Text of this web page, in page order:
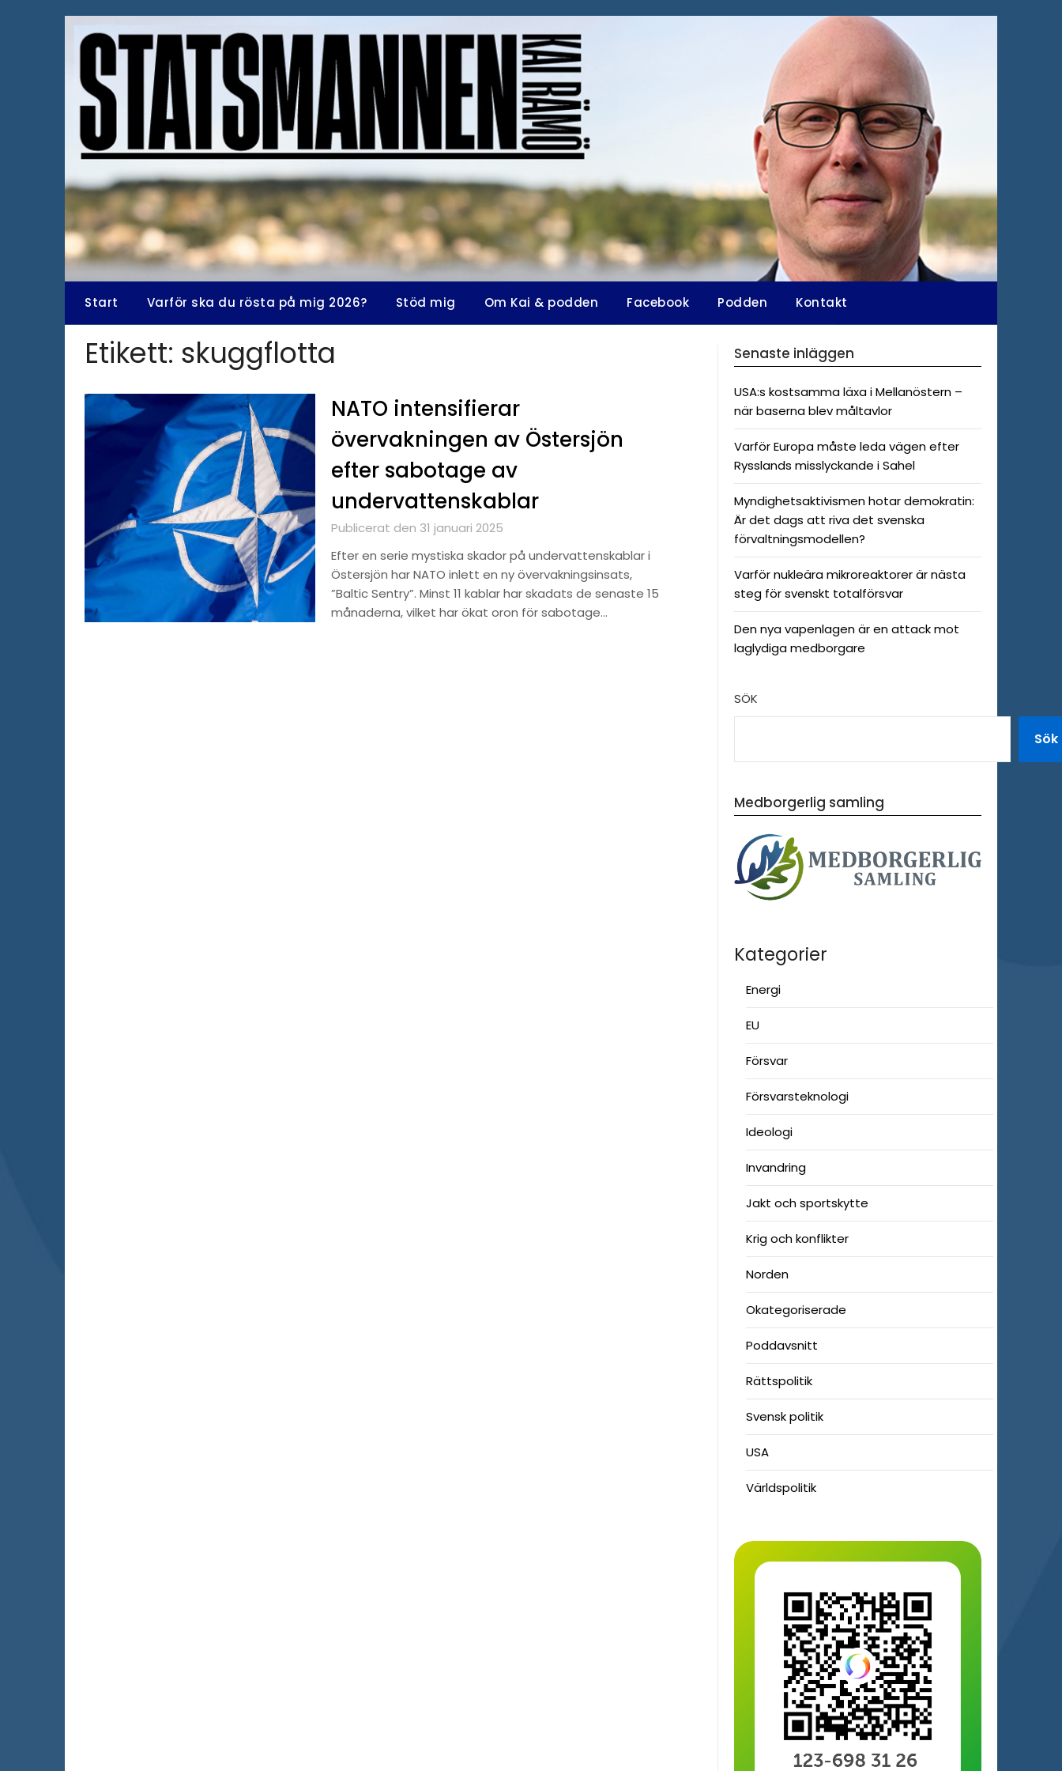
Start Varför ska du rösta på mig 2026? Stöd mig Om Kai & podden Facebook Podden Kontakt
Etikett: skuggflotta
NATO intensifierar
övervakningen av Östersjön
efter sabotage av
undervattenskablar
Publicerat den 31 januari 2025
Efter en serie mystiska skador på undervattenskablar i
Östersjön har NATO inlett en ny övervakningsinsats,
”Baltic Sentry”. Minst 11 kablar har skadats de senaste 15
månaderna, vilket har ökat oron för sabotage…
Senaste inläggen
USA:s kostsamma läxa i Mellanöstern –
när baserna blev måltavlor
Varför Europa måste leda vägen efter
Rysslands misslyckande i Sahel
Myndighetsaktivismen hotar demokratin:
Är det dags att riva det svenska
förvaltningsmodellen?
Varför nukleära mikroreaktorer är nästa
steg för svenskt totalförsvar
Den nya vapenlagen är en attack mot
laglydiga medborgare
SÖK
Sök
Medborgerlig samling
Kategorier
Energi
EU
Försvar
Försvarsteknologi
Ideologi
Invandring
Jakt och sportskytte
Krig och konflikter
Norden
Okategoriserade
Poddavsnitt
Rättspolitik
Svensk politik
USA
Världspolitik